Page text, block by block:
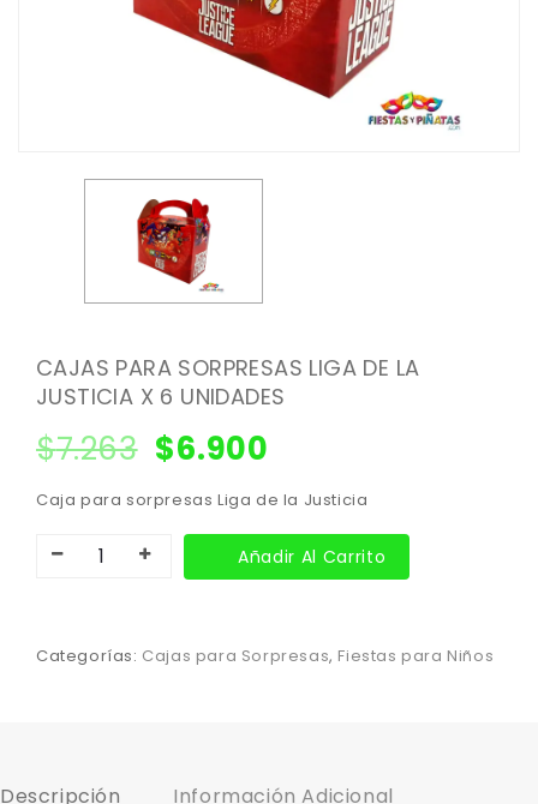
CAJAS PARA SORPRESAS LIGA DE LA
JUSTICIA X 6 UNIDADES
$7.263 $6.900
Caja para sorpresas Liga de la Justicia
Añadir Al Carrito
Categorías: Cajas para Sorpresas, Fiestas para Niños
Descripción Información Adicional